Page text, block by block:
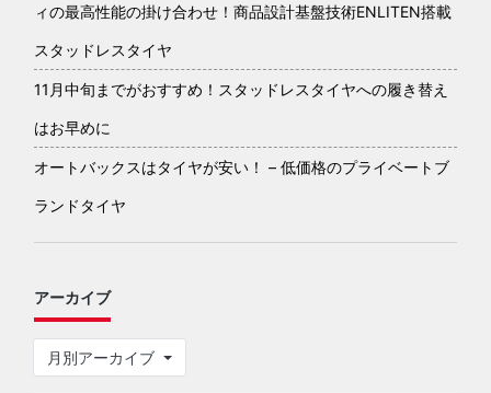
ィの最高性能の掛け合わせ！商品設計基盤技術ENLITEN搭載
スタッドレスタイヤ
11月中旬までがおすすめ！スタッドレスタイヤへの履き替え
はお早めに
オートバックスはタイヤが安い！ – 低価格のプライベートブ
ランドタイヤ
アーカイブ
月別アーカイブ